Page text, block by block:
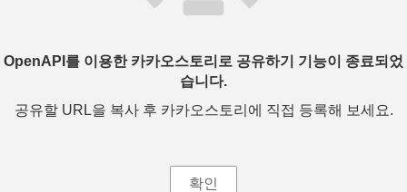
OpenAPI를 이용한 카카오스토리로 공유하기 기능이 종료되었
습니다.
공유할 URL을 복사 후 카카오스토리에 직접 등록해 보세요.
확인